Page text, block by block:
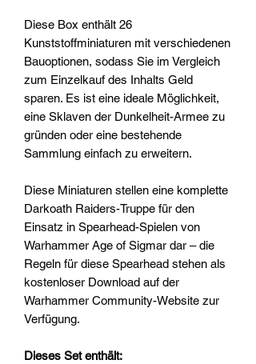
Diese Box enthält 26
Kunststoffminiaturen mit verschiedenen
Bauoptionen, sodass Sie im Vergleich
zum Einzelkauf des Inhalts Geld
sparen. Es ist eine ideale Möglichkeit,
eine Sklaven der Dunkelheit-Armee zu
gründen oder eine bestehende
Sammlung einfach zu erweitern.
Diese Miniaturen stellen eine komplette
Darkoath Raiders-Truppe für den
Einsatz in Spearhead-Spielen von
Warhammer Age of Sigmar dar – die
Regeln für diese Spearhead stehen als
kostenloser Download auf der
Warhammer Community-Website zur
Verfügung.
Dieses Set enthält: